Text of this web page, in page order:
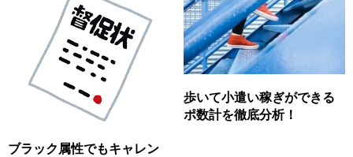
ブラック属性でもキャレン
歩いて小遣い稼ぎができる
ポ数計を徹底分析！